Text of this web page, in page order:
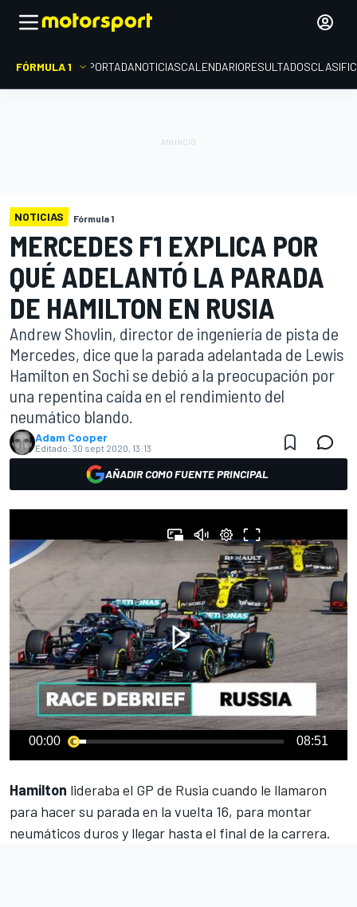
FÓRMULA 1 PORTADANOTICIASCALENDARIORESULTADOS
NOTICIAS Fórmula 1
MERCEDES F1 EXPLICA POR
QUÉ ADELANTÓ LA PARADA
DE HAMILTON EN RUSIA
Andrew Shovlin, director de ingeniería de pista de
Mercedes, dice que la parada adelantada de Lewis
Hamilton en Sochi se debió a la preocupación por
una repentina caída en el rendimiento del
neumático blando.
Adam Cooper
Editado: 30 sept 2020, 13:13
AÑADIR COMO FUENTE PRINCIPAL
00:00 08:51
Hamilton lideraba el GP de Rusia cuando le llamaron
para hacer su parada en la vuelta 16, para montar
neumáticos duros y llegar hasta el final de la carrera.